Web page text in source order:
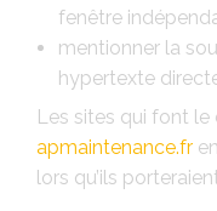
fenêtre
mentionner la
hypertexte
Les sites qui font
apmaintenance.fr
lors qu’ils